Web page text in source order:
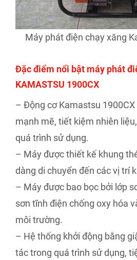
Máy phát điện chạy xăng
Đặc điểm nổi bật máy phát
KAMASTSU 1900CX
– Động cơ Kamastsu
mạnh mẽ, tiết kiệm nhiên
quá trình sử dụng.
– Máy được thiết kế khung
dàng di chuyển đến các vị trí
– Máy được bao bọc bởi lớp
sơn tĩnh điện chống oxy hóa
môi trường.
– Hệ thống khởi động bằng
tác trong quá trình sử dụng,